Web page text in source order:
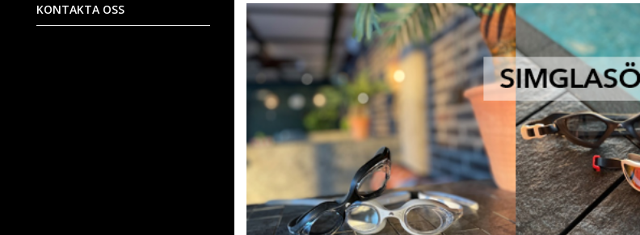
KONTAKTA OSS